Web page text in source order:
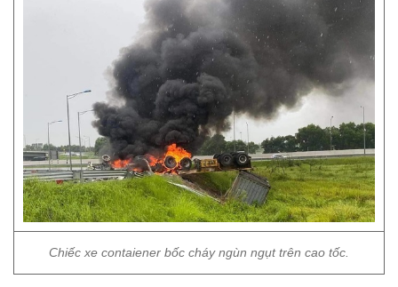
Chiếc xe contaiener bốc cháy ngùn ngụt trên cao tốc.